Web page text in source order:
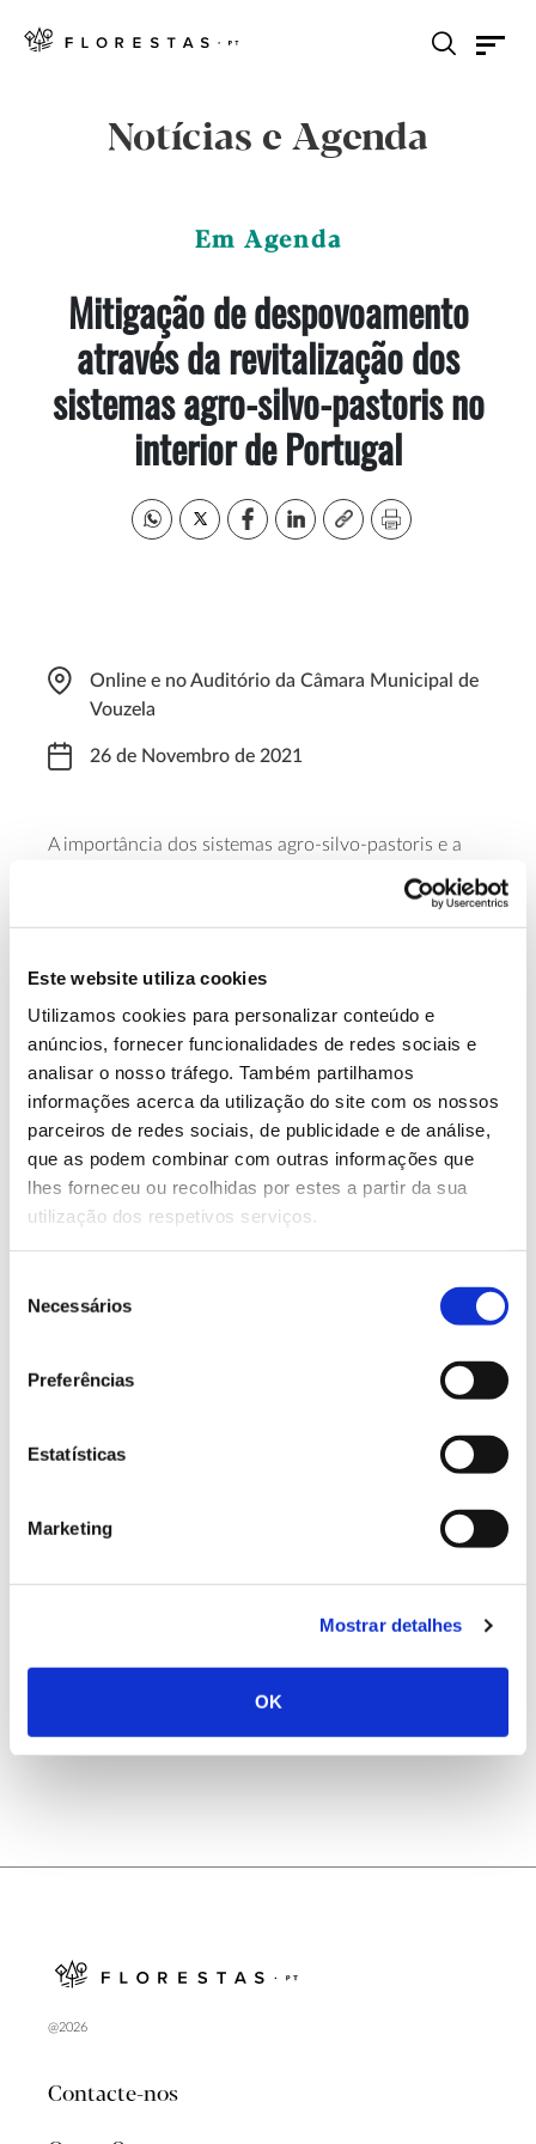
Este website utiliza cookies
Utilizamos cookies para personalizar conteúdo e
anúncios, fornecer funcionalidades de redes sociais e
analisar o nosso tráfego. Também partilhamos
informações acerca da utilização do site com os nossos
parceiros de redes sociais, de publicidade e de análise,
que as podem combinar com outras informações que
lhes forneceu ou recolhidas por estes a partir da sua
utilização dos respetivos serviços.
Necessários
Preferências
Estatísticas
Marketing
Mostrar detalhes
OK
Notícias e Agenda
Em Agenda
Mitigação de despovoamento
através da revitalização dos
sistemas agro-silvo-pastoris no
interior de Portugal
Online e no Auditório da Câmara Municipal de
Vouzela
26 de Novembro de 2021
A importância dos sistemas agro-silvo-pastoris e a
apresentação de um manual de boas práticas sobre
estes sistemas são alguns dos temas que integram o
programa do seminário final do “Projeto Mitigação
Sistemas Agro-Silvo-Pastoris do Interior de Portugal”.
O evento realiza-se das 10h15 às 12h45. As
inscrições estão disponíveis através dolink.
Saiba mais sobre este seminário
13.07.2026
Genoma do priolo e de outras espécies em risco:
02.07.2026
Registar galhas de Trichi em acácia-das-espigas:
cidadãos chamados a ajudar
Natureza e florestas procuram jovens voluntários
no verão 2026
@2026
Contacte-nos